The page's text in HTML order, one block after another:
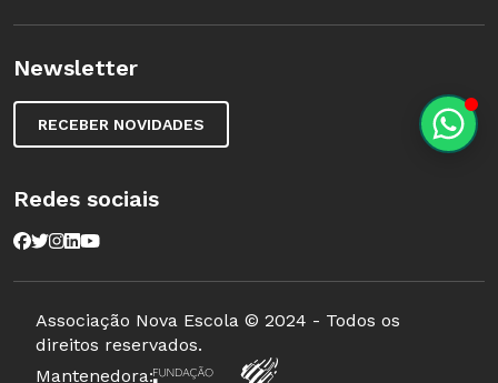
Regras do jogo
Newsletter
RECEBER NOVIDADES
Redes sociais
Associação Nova Escola © 2024 - Todos os
direitos reservados.
Mantenedora: